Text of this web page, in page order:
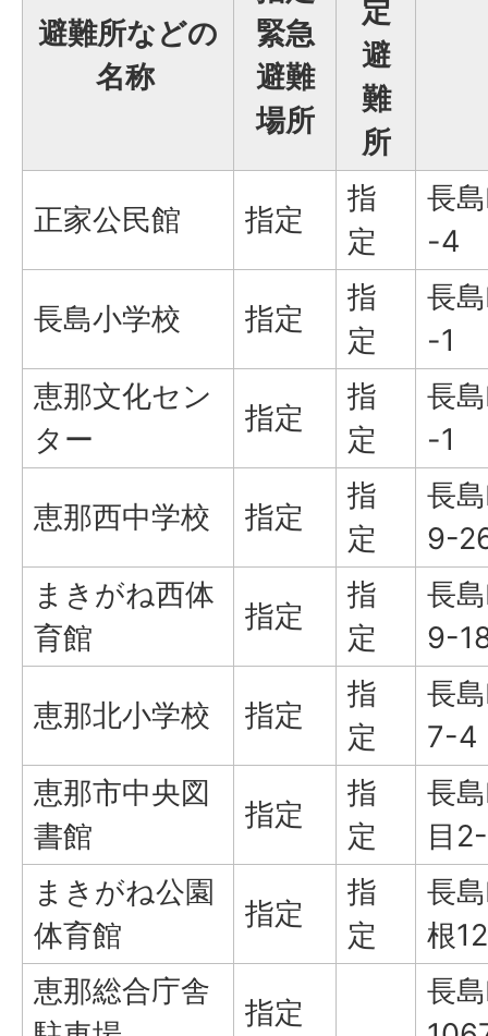
避難所などの
名称
緊急
避難
場所
定
避
難
所
正家公民館 指定
指
定
長
-4
長島小学校 指定
指
定
長
-1
恵那文化セン
ター
指定
指
定
長
-1
恵那西中学校 指定
指
定
長
9-
まきがね西体
育館
指定
指
定
長
9-
恵那北小学校 指定
指
定
長
7-4
恵那市中央図
書館
指定
指
定
長
目
まきがね公園
体育館
指定
指
定
長
根
恵那総合庁舎
指定
長